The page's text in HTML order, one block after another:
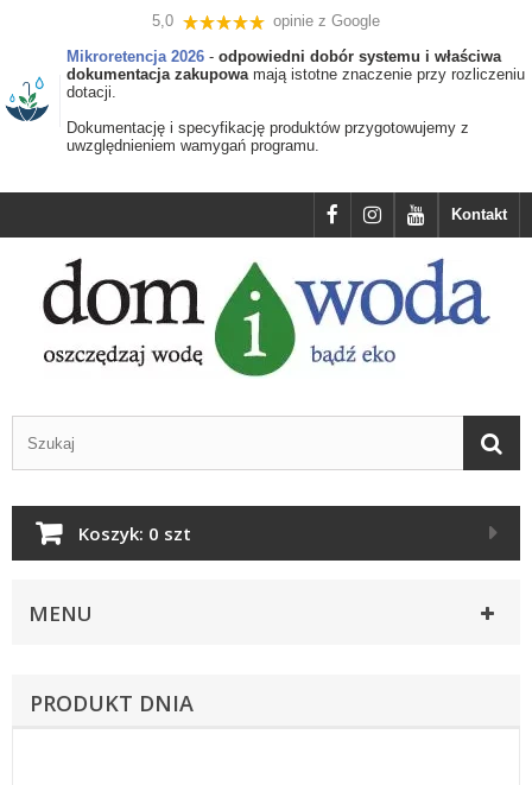
5,0
opinie z Google
Mikroretencja 2026 - odpowiedni dobór systemu i właściwa
dokumentacja zakupowamają istotne znaczenie przy rozliczeniu
dotacji.
Dokumentację i specyfikację produktów przygotowujemy z
uwzględnieniem wamygań programu.
Kontakt
Koszyk: 0 szt
MENU
PRODUKT DNIA